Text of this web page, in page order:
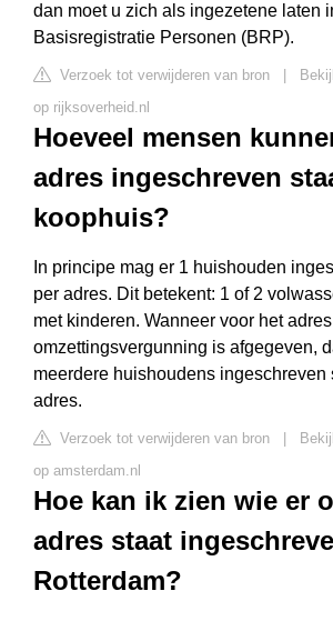
dan moet u zich als ingezetene laten
Basisregistratie Personen (BRP).
Verzoek tot verwijderen van bron
op rijksoverheid.nl
Hoeveel mensen
adres ingeschreven
koophuis?
In principe mag er 1 huishouden
per adres. Dit betekent: 1 of 2
met kinderen. Wanneer voor het
omzettingsvergunning is afgegeven,
meerdere huishoudens ingeschreven
adres.
Verzoek tot verwijderen van bron
op amsterdam.nl
Hoe kan ik zien wie er
adres staat
Rotterdam?